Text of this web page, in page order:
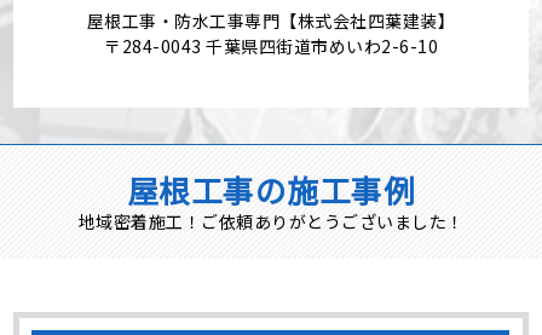
屋根工事・防水工事専門【株式会社四葉建装】
〒284-0043 千葉県四街道市めいわ2-6-10
屋根工事の施工事例
地域密着施工！ご依頼ありがとうございました！